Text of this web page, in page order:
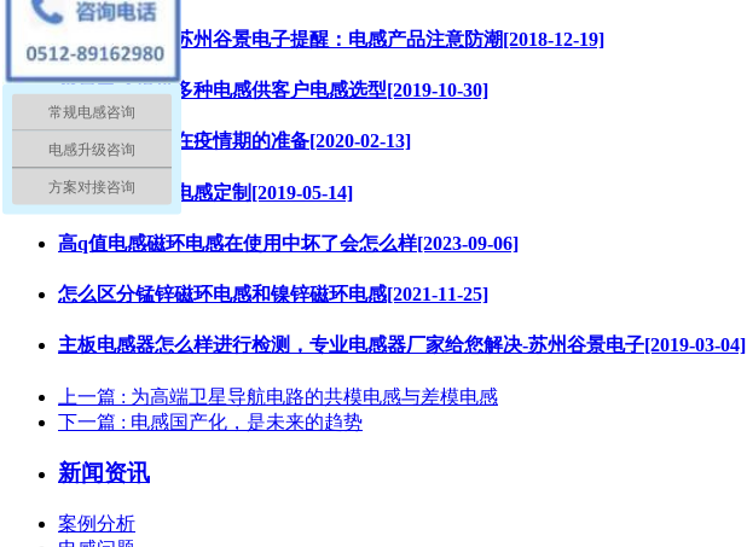
专业电感厂家苏州谷景电子提醒：电感产品注意防潮[2018-12-19]
谷景电子提供多种电感供客户电感选型[2019-10-30]
电感厂家谷景在疫情期的准备[2020-02-13]
特殊差模磁环电感定制[2019-05-14]
高q值电感磁环电感在使用中坏了会怎么样[2023-09-06]
怎么区分锰锌磁环电感和镍锌磁环电感[2021-11-25]
主板电感器怎么样进行检测，专业电感器厂家给您解决-苏州谷景电子[2019-03-04]
上一篇 : 为高端卫星导航电路的共模电感与差模电感
下一篇 : 电感国产化，是未来的趋势
新闻资讯
案例分析
常规电感咨询
电感升级咨询
方案对接咨询